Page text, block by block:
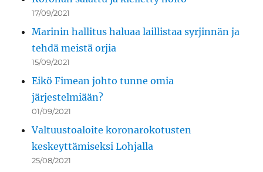
17/09/2021
Marinin hallitus haluaa laillistaa syrjinnän ja
tehdä meistä orjia
15/09/2021
Eikö Fimean johto tunne omia
järjestelmiään?
01/09/2021
Valtuustoaloite koronarokotusten
keskeyttämiseksi Lohjalla
25/08/2021